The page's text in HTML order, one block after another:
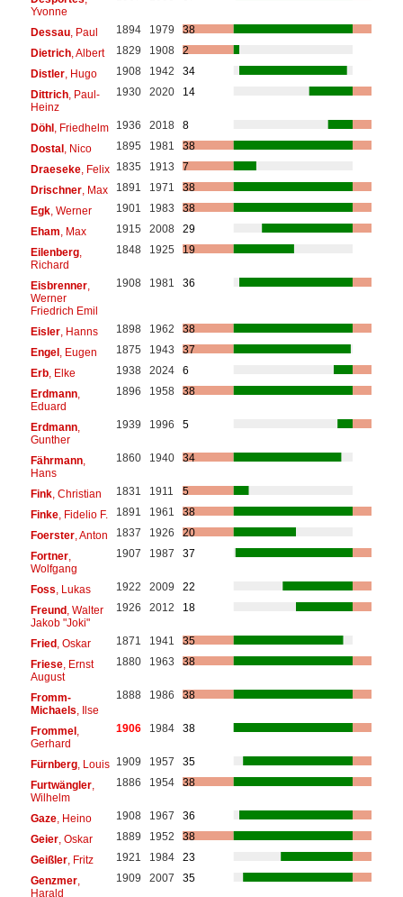
Yvonne
Dessau, Paul 1894 1979
38
Dietrich, Albert 1829 1908
2
Distler, Hugo 1908 1942
34
Dittrich, Paul-
Heinz
1930 2020 14
Döhl, Friedhelm 1936 2018
8
Dostal, Nico 1895 1981
38
Draeseke, Felix 1835 1913
7
Drischner, Max 1891 1971
38
Egk, Werner 1901 1983
38
Eham , Max 1915 2008
29
Eilenberg,
Richard
1848 1925 19
Eisbrenner,
Werner
Friedrich Emil
1908 1981 36
Eisler, Hanns 1898 1962
38
Engel, Eugen 1875 1943
37
Erb, Elke 1938 2024
6
Erdmann,
Eduard
1896 1958 38
Erdmann,
Gunther
1939 1996 5
Fährmann,
Hans
1860 1940 34
Fink, Christian 1831 1911
5
Finke, Fidelio F. 1891 1961
38
Foerster, Anton 1837 1926
20
Fortner,
Wolfgang
1907 1987 37
Foss , Lukas 1922 2009
22
Freund, Walter
Jakob "Joki"
1926 2012 18
Fried, Oskar 1871 1941
35
Friese, Ernst
August
1880 1963 38
Fromm-
Michaels , Ilse
1888 1986 38
Frommel,
Gerhard
1906 1984 38
Fürnberg, Louis 1909 1957
35
Furtwängler,
Wilhelm
1886 1954 38
Gaze, Heino 1908 1967
36
Geier, Oskar 1889 1952
38
Geißler, Fritz 1921 1984
23
Genzmer,
Harald
1909 2007 35